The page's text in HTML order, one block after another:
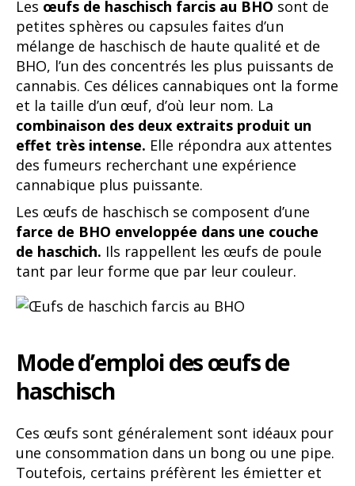
Les œufs de haschisch farcis au BHO sont de
petites sphères ou capsules faites d’un
mélange de haschisch de haute qualité et de
BHO, l’un des concentrés les plus puissants de
cannabis. Ces délices cannabiques ont la forme
et la taille d’un œuf, d’où leur nom. La
combinaison des deux extraits produit un
effet très intense. Elle répondra aux attentes
des fumeurs recherchant une expérience
cannabique plus puissante.
Les œufs de haschisch se composent d’une
farce de BHO enveloppée dans une couche
de haschich. Ils rappellent les œufs de poule
tant par leur forme que par leur couleur.
Mode d’emploi des œufs de
haschisch
Ces œufs sont généralement sont idéaux pour
une consommation dans un bong ou une pipe.
Toutefois, certains préfèrent les émietter et